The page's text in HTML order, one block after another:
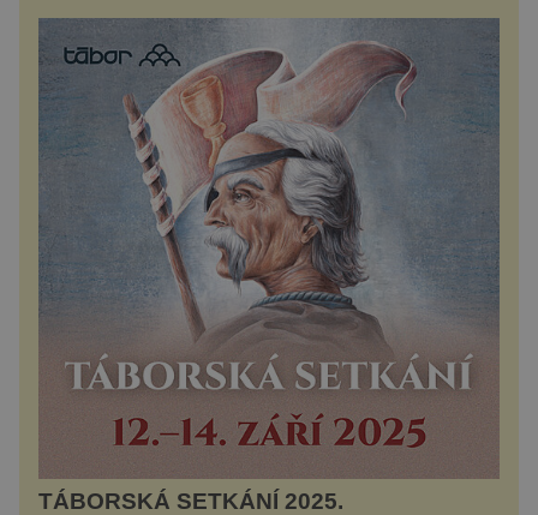
TÁBORSKÁ SETKÁNÍ 2025.